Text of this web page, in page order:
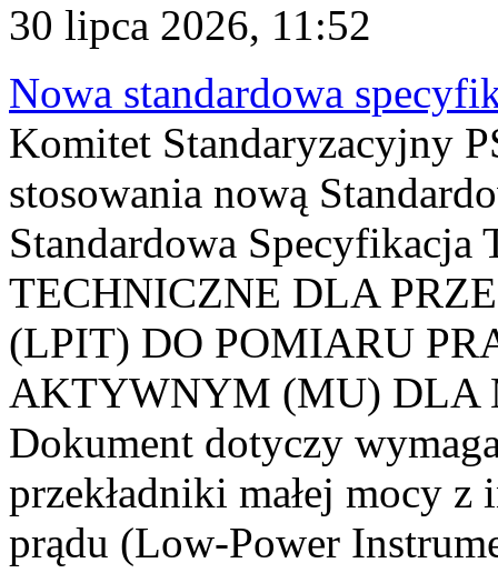
30 lipca 2026, 11:52
Nowa standardowa
Komitet Standaryzacyjny
stosowania nową
Standardowa
TECHNICZNE DLA
(LPIT) DO POMIARU
AKTYWNYM (MU) DLA
Dokument dotyczy
przekładniki małej mocy
prądu (Low-Power